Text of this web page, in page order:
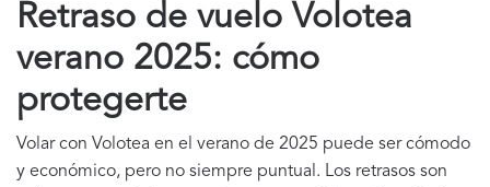
Retraso de vuelo Volotea
verano 2025: cómo
protegerte
Volar con Volotea en el verano de 2025 puede ser cómodo
y económico, pero no siempre puntual. Los retrasos son